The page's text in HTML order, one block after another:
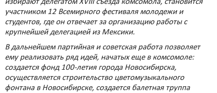
избирают делегатом XVIII съезда комсомола, становится
участником 12 Всемирного фестиваля молодежи и
студентов, где он отвечает за организацию работы с
крупнейшей делегацией из Мексики.
В дальнейшем партийная и советская работа позволяет
ему реализовать ряд идей, начатых еще в комсомоле:
создается фонд 100-летия города Новосибирска,
осуществляется строительство цветомузыкального
фонтана в Новосибирске, создается балетная труппа